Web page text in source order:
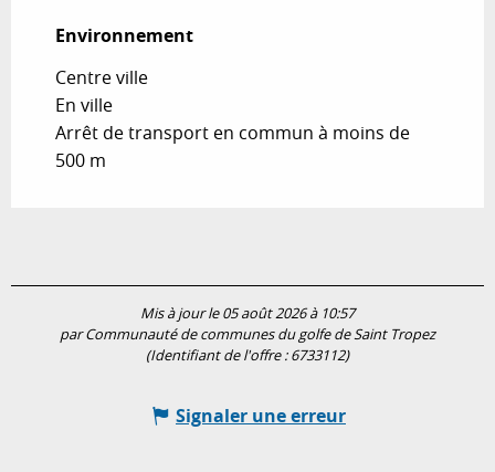
Environnement
Environnement
Centre ville
En ville
Arrêt de transport en commun à moins de
500 m
Mis à jour le 05 août 2026 à 10:57
par Communauté de communes du golfe de Saint Tropez
(Identifiant de l'offre :6733112)
Signaler une erreur